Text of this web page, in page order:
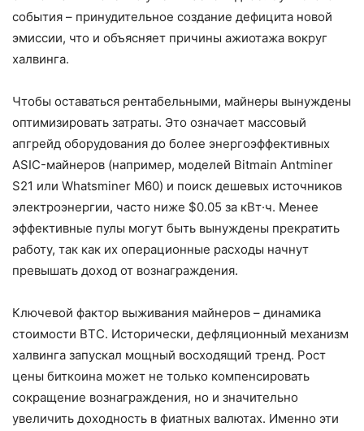
события – принудительное создание дефицита новой
эмиссии, что и объясняет причины ажиотажа вокруг
халвинга.
Чтобы оставаться рентабельными, майнеры вынуждены
оптимизировать затраты. Это означает массовый
апгрейд оборудования до более энергоэффективных
ASIC-майнеров (например, моделей Bitmain Antminer
S21 или Whatsminer M60) и поиск дешевых источников
электроэнергии, часто ниже $0.05 за кВт·ч. Менее
эффективные пулы могут быть вынуждены прекратить
работу, так как их операционные расходы начнут
превышать доход от вознаграждения.
Ключевой фактор выживания майнеров – динамика
стоимости BTC. Исторически, дефляционный механизм
халвинга запускал мощный восходящий тренд. Рост
цены биткоина может не только компенсировать
сокращение вознаграждения, но и значительно
увеличить доходность в фиатных валютах. Именно эти